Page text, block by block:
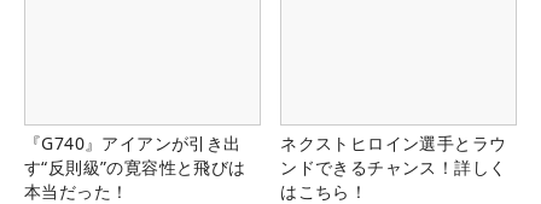
『G740』アイアンが引き出
す“反則級”の寛容性と飛びは
本当だった！
ネクストヒロイン選手とラウ
ンドできるチャンス！詳しく
はこちら！